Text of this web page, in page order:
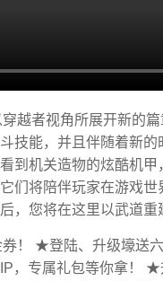
越者视角所展开新的
技能，并且伴随着新
到机关造物的炫酷机
们将陪伴玩家在游戏
，您将在这里以武道重
！ ★登陆、升级壕送
，专属礼包等你拿！